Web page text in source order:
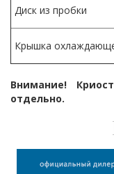
Диск из пробки
Крышка
Внимание!
отдельно.